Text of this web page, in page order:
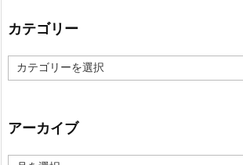
カテゴリー
テ
ー
アーカイブ